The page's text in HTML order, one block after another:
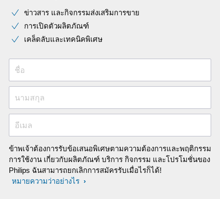
warnings etc. The next cheapest
similar named brand unit I looked at
was over four times the price. I however
what I can say is I've never had a
problem with Philips electronics in the
past. Over all I'd rate this unit as
ข่าวสาร และกิจกรรมส่งเสริมการขาย
การเปิดตัวผลิตภัณฑ์
เคล็ดลับและเทคนิคพิเศษ
ชื่อ
นามสกุล
อีเมล
ข้าพเจ้าต้องการรับข้อเสนอพิเศษตามความต้องการและพฤติกรรม
การใช้งาน เกี่ยวกับผลิตภัณฑ์ บริการ กิจกรรม และโปรโมชั่นของ
Philips ฉันสามารถยกเลิกการสมัครรับเมื่อไรก็ได้!
หมายความว่าอย่างไร